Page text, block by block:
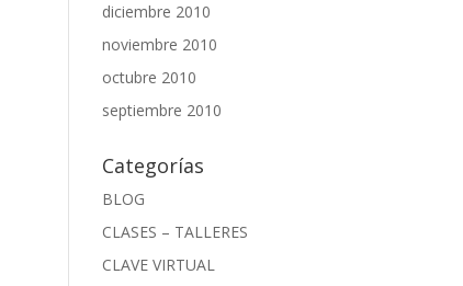
diciembre 2010
noviembre 2010
octubre 2010
septiembre 2010
Categorías
BLOG
CLASES – TALLERES
CLAVE VIRTUAL